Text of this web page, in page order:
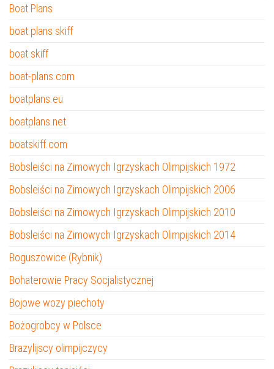
Boat Plans
boat plans skiff
boat skiff
boat-plans.com
boatplans.eu
boatplans.net
boatskiff.com
Bobsleiści na Zimowych Igrzyskach Olimpijskich 1972
Bobsleiści na Zimowych Igrzyskach Olimpijskich 2006
Bobsleiści na Zimowych Igrzyskach Olimpijskich 2010
Bobsleiści na Zimowych Igrzyskach Olimpijskich 2014
Boguszowice (Rybnik)
Bohaterowie Pracy Socjalistycznej
Bojowe wozy piechoty
Bożogrobcy w Polsce
Brazylijscy olimpijczycy